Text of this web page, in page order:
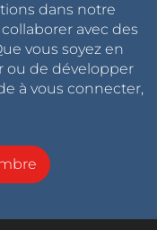
dans notre
avec des
vous soyez en
ou de développer
à vous connecter,